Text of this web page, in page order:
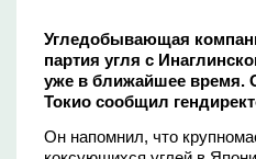
Угледобывающая
партия угля с
уже в ближайшее время.
Токио сообщил
Он напомнил, что